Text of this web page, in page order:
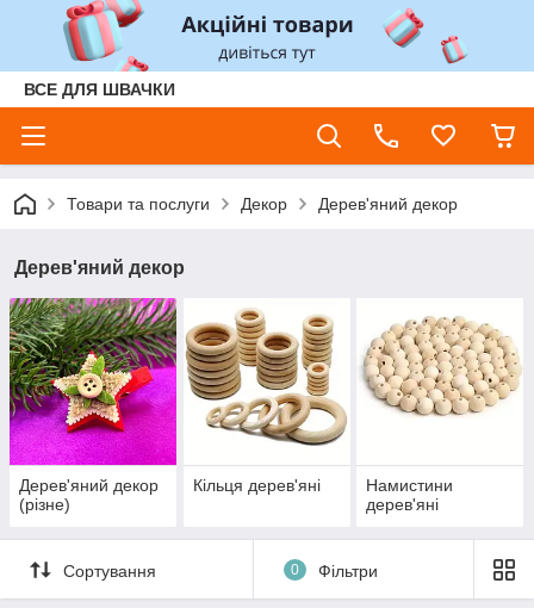
ВСЕ ДЛЯ ШВАЧКИ
Товари та послуги Декор Дерев'яний декор
Дерев'яний декор
Дерев'яний декор
(різне)
Кільця дерев'яні
Намистини
дерев'яні
Сортування 0 Фільтри